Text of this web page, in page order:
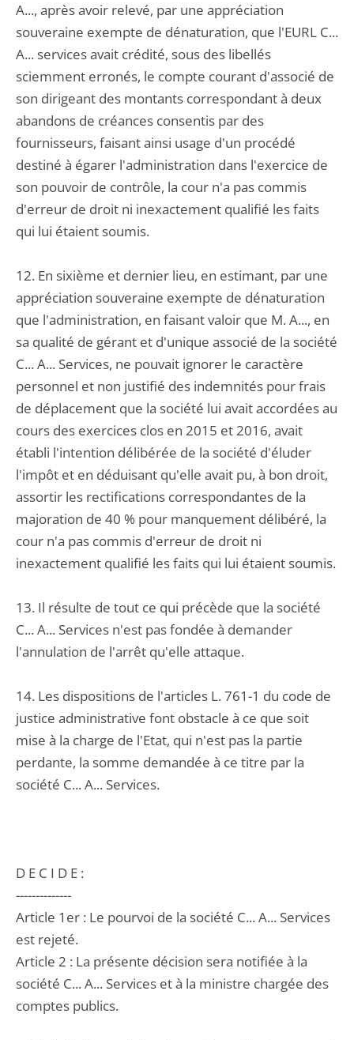
A..., après avoir relevé, par une appréciation
souveraine exempte de dénaturation, que l'EURL C...
A... services avait crédité, sous des libellés
sciemment erronés, le compte courant d'associé de
son dirigeant des montants correspondant à deux
abandons de créances consentis par des
fournisseurs, faisant ainsi usage d'un procédé
destiné à égarer l'administration dans l'exercice de
son pouvoir de contrôle, la cour n'a pas commis
d'erreur de droit ni inexactement qualifié les faits
qui lui étaient soumis.
12. En sixième et dernier lieu, en estimant, par une
appréciation souveraine exempte de dénaturation
que l'administration, en faisant valoir que M. A..., en
sa qualité de gérant et d'unique associé de la société
C... A... Services, ne pouvait ignorer le caractère
personnel et non justifié des indemnités pour frais
de déplacement que la société lui avait accordées au
cours des exercices clos en 2015 et 2016, avait
établi l'intention délibérée de la société d'éluder
l'impôt et en déduisant qu'elle avait pu, à bon droit,
assortir les rectifications correspondantes de la
majoration de 40 % pour manquement délibéré, la
cour n'a pas commis d'erreur de droit ni
inexactement qualifié les faits qui lui étaient soumis.
13. Il résulte de tout ce qui précède que la société
C... A... Services n'est pas fondée à demander
l'annulation de l'arrêt qu'elle attaque.
14. Les dispositions de l'articles L. 761-1 du code de
justice administrative font obstacle à ce que soit
mise à la charge de l'Etat, qui n'est pas la partie
perdante, la somme demandée à ce titre par la
société C... A... Services.
D E C I D E :
--------------
Article 1er : Le pourvoi de la société C... A... Services
est rejeté.
Article 2 : La présente décision sera notifiée à la
société C... A... Services et à la ministre chargée des
comptes publics.